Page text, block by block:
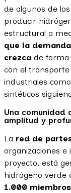
de algunos de
producir
estructural a
que la
crezca de forma
con el transporte
industriales
sintéticos
Una
amplitud y
La red de
organizaciones e
proyecto, está
hidrógeno verde
1.000